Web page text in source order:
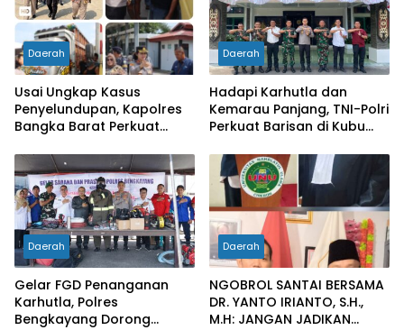
Daerah
Usai Ungkap Kasus
Penyelundupan, Kapolres
Bangka Barat Perkuat
Pelabuhan Tanjung Kalian
Daerah
Hadapi Karhutla dan
Kemarau Panjang, TNI-Polri
Perkuat Barisan di Kubu
Daerah
Gelar FGD Penanganan
Karhutla, Polres
Bengkayang Dorong
Daerah
NGOBROL SANTAI BERSAMA
DR. YANTO IRIANTO, S.H.,
M.H: JANGAN JADIKAN